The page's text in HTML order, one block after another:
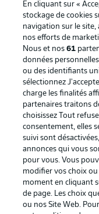
La publicité
Mentions Légales
Déclaration de
confidentialité
Travaux
En cliquant sur «
stockage de cookies
navigation sur le
nos efforts de
Nous et nos 61
données
ou des identifiants
sélectionnez
charge les finalités
partenaires traitons
choisissez Tout
consentement, elles
suivi sont
annonces qui vous
pour vous. Vous
modifier vos choix
moment en cliquant
de page. Les choix
ou nos Site Web.